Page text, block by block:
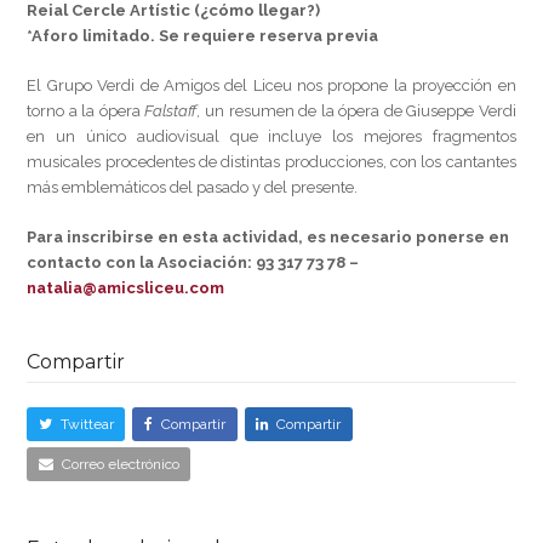
Reial Cercle Artístic (¿cómo llegar?)
*Aforo limitado. Se requiere reserva previa
El Grupo Verdi de Amigos del Liceu nos propone la proyección en
torno a la óperaFalstaff, un resumen de la ópera deGiuseppe Verdi
en un único audiovisual que incluye los mejores fragmentos
musicales procedentes de distintas producciones, con los cantantes
más emblemáticos del pasado y del presente.
Para inscribirse en esta actividad, es necesario ponerse en
contacto con la Asociación: 93 317 73 78 –
natalia@amicsliceu.com
Compartir
Twittear Compartir Compartir
Correo electrónico